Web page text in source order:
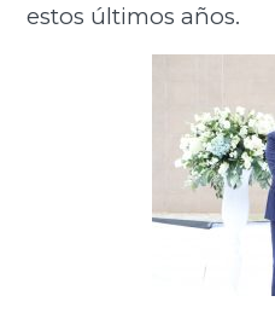
estos últimos años.